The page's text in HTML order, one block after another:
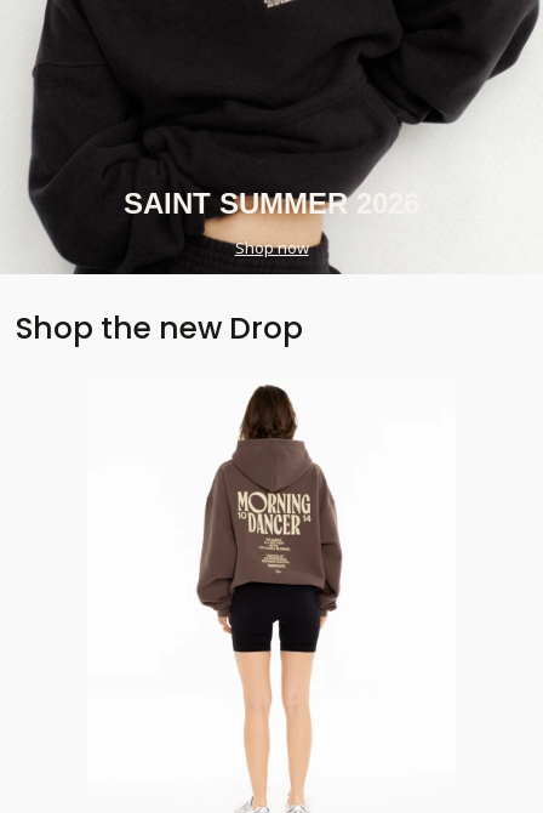
SAINT SUMMER 2026
Shop now
Shop the new Drop